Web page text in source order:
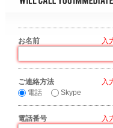
お名前
ご連絡方法
電話
Skype
電話番号